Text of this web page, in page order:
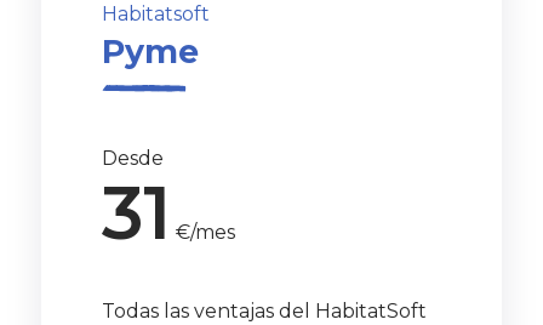
Habitatsoft
Pyme
Desde
31 €/mes
Todas las ventajas del HabitatSoft